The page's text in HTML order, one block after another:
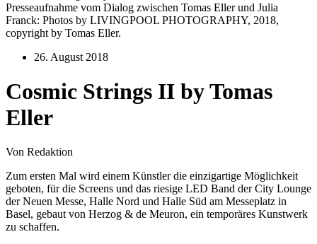
Presseaufnahme vom Dialog zwischen Tomas Eller und Julia
Franck: Photos by LIVINGPOOL PHOTOGRAPHY, 2018,
copyright by Tomas Eller.
26. August 2018
Cosmic Strings II by Tomas
Eller
Von Redaktion
Zum ersten Mal wird einem Künstler die einzigartige Möglichkeit
geboten, für die Screens und das riesige LED Band der City Lounge
der Neuen Messe, Halle Nord und Halle Süd am Messeplatz in
Basel, gebaut von Herzog & de Meuron, ein temporäres Kunstwerk
zu schaffen.